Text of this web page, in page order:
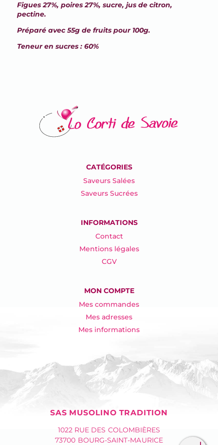
Figues 27%, poires 27%, sucre, jus de citron,
pectine.
Préparé avec 55g de fruits pour 100g.
Teneur en sucres : 60%
CATÉGORIES
Saveurs Salées
Saveurs Sucrées
INFORMATIONS
Contact
Mentions légales
CGV
MON COMPTE
Mes commandes
Mes adresses
Mes informations
SAS MUSOLINO TRADITION
1022 RUE DES COLOMBIÈRES
73700 BOURG-SAINT-MAURICE